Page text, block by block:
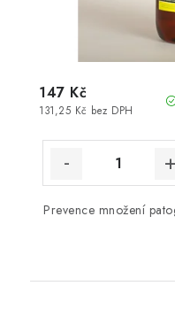
131,25 Kč bez DPH
147 Kč
Prevence množení